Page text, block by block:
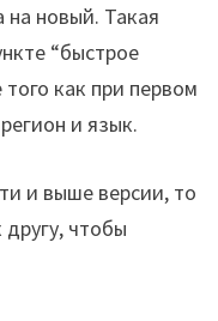
новый. Такая
“быстрое
как при первом
и язык.
и выше версии, то
чтобы